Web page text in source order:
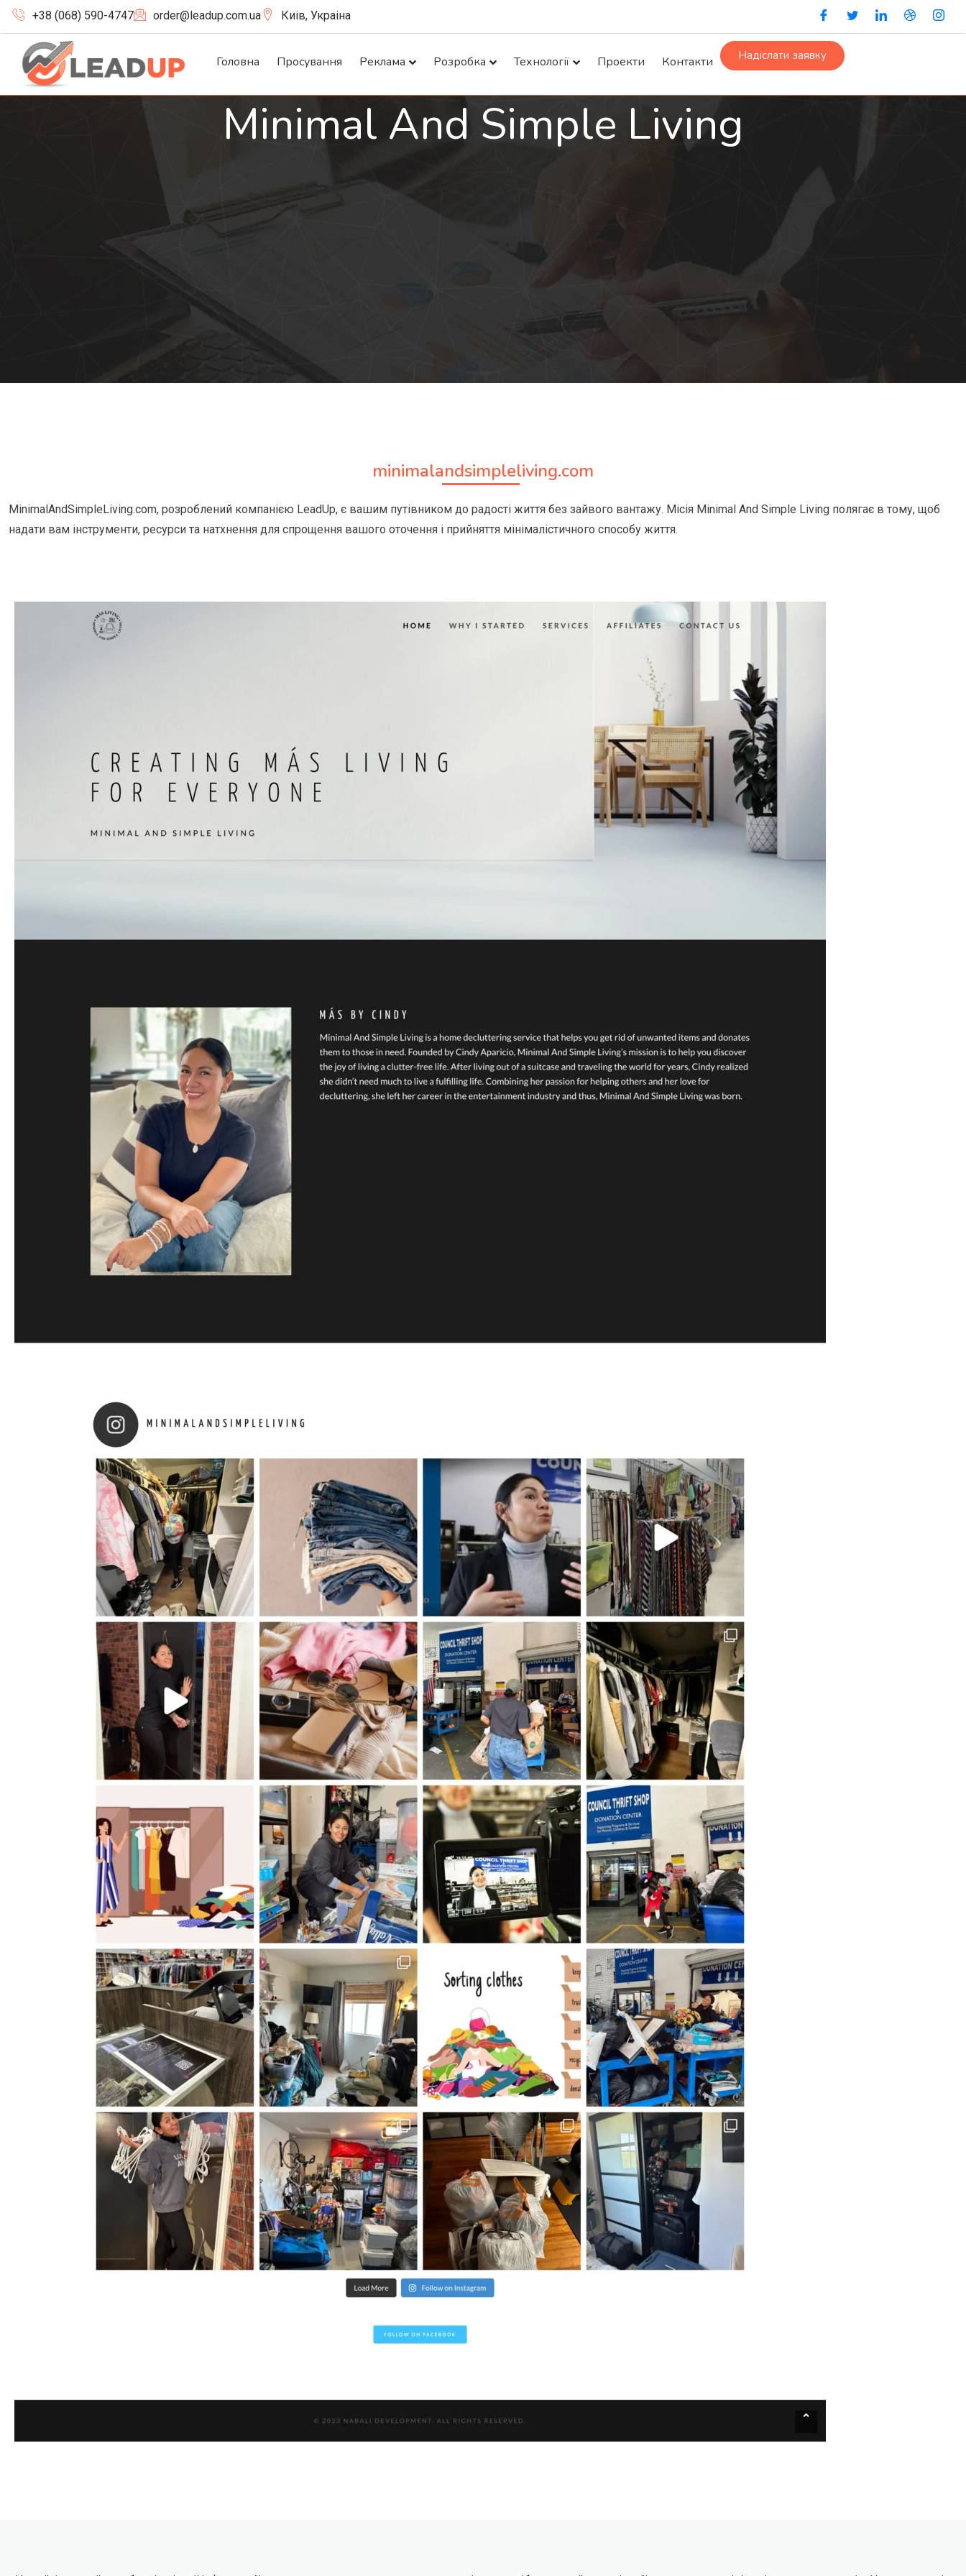
+38 (068) 590-4747 order@leadup.com.ua Киів, Украіна
Головна Просування Реклама Розробка Технології Проекти Контакти Надіслати заявку
Minimal And Simple Living
minimalandsimpleliving.com
MinimalAndSimpleLiving.com, розроблений компанією LeadUp, є вашим путівником до радості життя без зайвого вантажу. Місія Minimal And Simple Living полягає в тому, щоб
надати вам інструменти, ресурси та натхнення для спрощення вашого оточення і прийняття мінімалістичного способу життя.